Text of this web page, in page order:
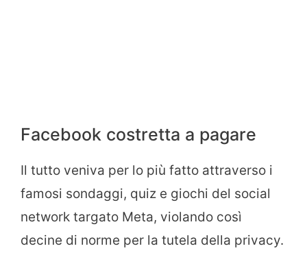
Facebook costretta a pagare
Il tutto veniva per lo più fatto attraverso i
famosi sondaggi, quiz e giochi del social
network targato Meta, violando così
decine di norme per la tutela della privacy.